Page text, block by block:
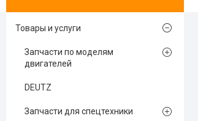
Товары и услуги
Запчасти по моделям
двигателей
DEUTZ
Запчасти для спецтехники